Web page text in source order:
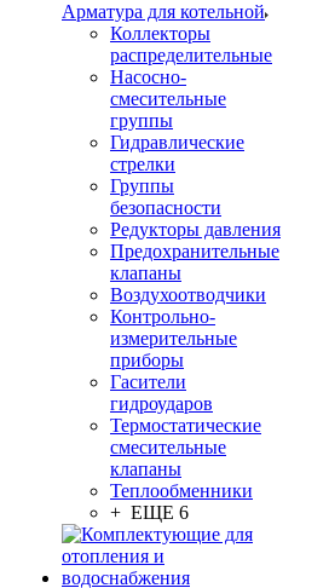
Арматура для котельной
Коллекторы
распределительные
Насосно-
смесительные
группы
Гидравлические
стрелки
Группы
безопасности
Редукторы давления
Предохранительные
клапаны
Воздухоотводчики
Контрольно-
измерительные
приборы
Гасители
гидроударов
Термостатические
смесительные
клапаны
Теплообменники
+ ЕЩЕ 6